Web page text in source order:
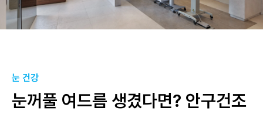
눈 건강
눈꺼풀 여드름 생겼다면? 안구건조